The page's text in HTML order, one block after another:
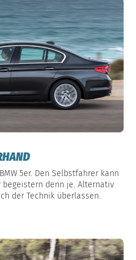
5er. Den Selbstfahrer kann
denn je. Alternativ
der Technik überlassen.